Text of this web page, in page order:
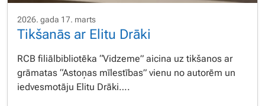
2026. gada 17. marts
Tikšanās ar Elitu Drāki
RCB filiālbibliotēka “Vidzeme” aicina uz tikšanos ar
grāmatas “Astoņas mīlestības” vienu no autorēm un
iedvesmotāju Elitu Drāki….